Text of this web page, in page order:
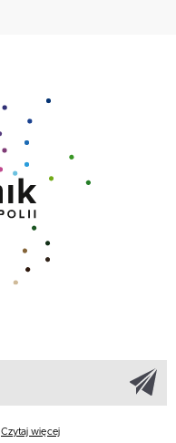
Czytaj więcej